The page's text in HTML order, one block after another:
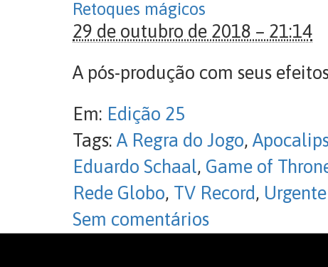
Retoques mágicos
29 de outubro de 2018 – 21:14
A pós-produção com seus
Em: Edição 25
Tags: A Regra do Jogo,
Eduardo Schaal, Game of
Rede Globo, TV Record,
Sem comentários